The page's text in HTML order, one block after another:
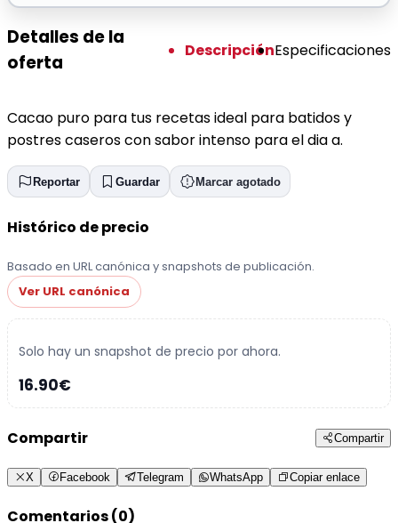
Detalles de la
oferta
DescripciónEspecificaciones
Cacao puro para tus recetas ideal para batidos y
postres caseros con sabor intenso para el dia a.
Reportar Guardar Marcar agotado
Histórico de precio
Basado en URL canónica y snapshots de publicación.
Ver URL canónica
Solo hay un snapshot de precio por ahora.
16.90€
Compartir Compartir
X Facebook Telegram WhatsApp Copiar enlace
Comentarios (0)